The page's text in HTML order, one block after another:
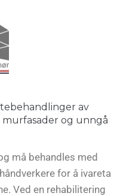
av
murfasader og unngå
må behandles med
for å ivareta
Ved en rehabilitering